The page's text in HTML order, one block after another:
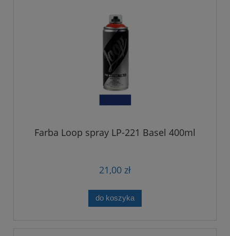
Farba Loop spray LP-221 Basel 400ml
21,00 zł
do koszyka